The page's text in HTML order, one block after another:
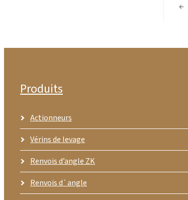
←
Produits
Actionneurs
Vérins de levage
Renvois d’angle ZK
Renvois d`angle